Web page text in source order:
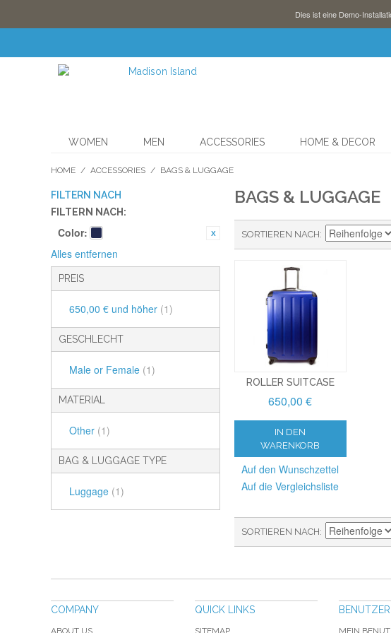
Dies ist eine Demo-
WOMEN MEN ACCESSORIES HOME & DECOR
HOME / ACCESSORIES / BAGS & LUGGAGE
FILTERN NACH
FILTERN NACH:
Color:
Alles entfernen
PREIS
650,00 € und höher (1)
GESCHLECHT
Male or Female (1)
MATERIAL
Other (1)
BAG & LUGGAGE TYPE
Luggage (1)
BAGS & LUGGAGE
SORTIEREN NACH
ROLLER SUITCASE
650,00 €
IN DEN
WARENKORB
Auf den Wunschzettel
Auf die Vergleichsliste
SORTIEREN NACH
COMPANY
ABOUT US
QUICK LINKS
SITEMAP MEIN